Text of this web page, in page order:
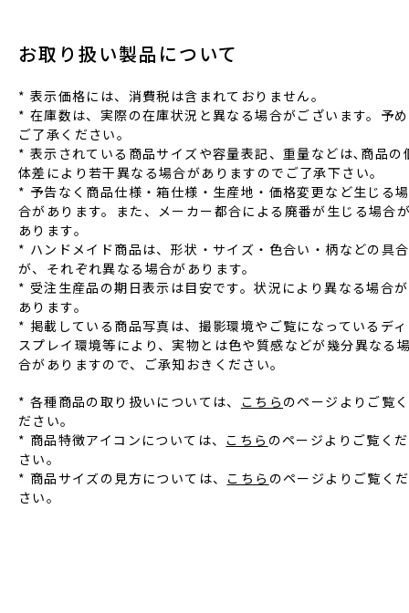
お取り扱い製品について
* 表⽰価格には、消費税は含まれておりません。
* 在庫数は、実際の在庫状況と異なる場合がございます。予め
ご了承ください。
* 表⽰されている商品サイズや容量表記、重量などは､商品の
体差により若⼲異なる場合がありますのでご了承下さい。
* 予告なく商品仕様‧箱仕様‧⽣産地‧価格変更など⽣じる場
合があります。また、メーカー都合による廃番が⽣じる場合
あります。
* ハンドメイド商品は、形状‧サイズ‧⾊合い‧柄などの具合
が、それぞれ異なる場合があります。
* 受注⽣産品の期⽇表⽰は⽬安です。状況により異なる場合が
あります。
* 掲載している商品写真は、撮影環境やご覧になっているディ
スプレイ環境等により、実物とは⾊や質感などが幾分異なる
合がありますので、ご承知おきください。
* 各種商品の取り扱いについては、 こちら のページよりご覧く
ださい。
* 商品特徴アイコンについては、 こちら のページよりご覧くだ
さい。
* 商品サイズの見方については、 こちら のページよりご覧くだ
さい。